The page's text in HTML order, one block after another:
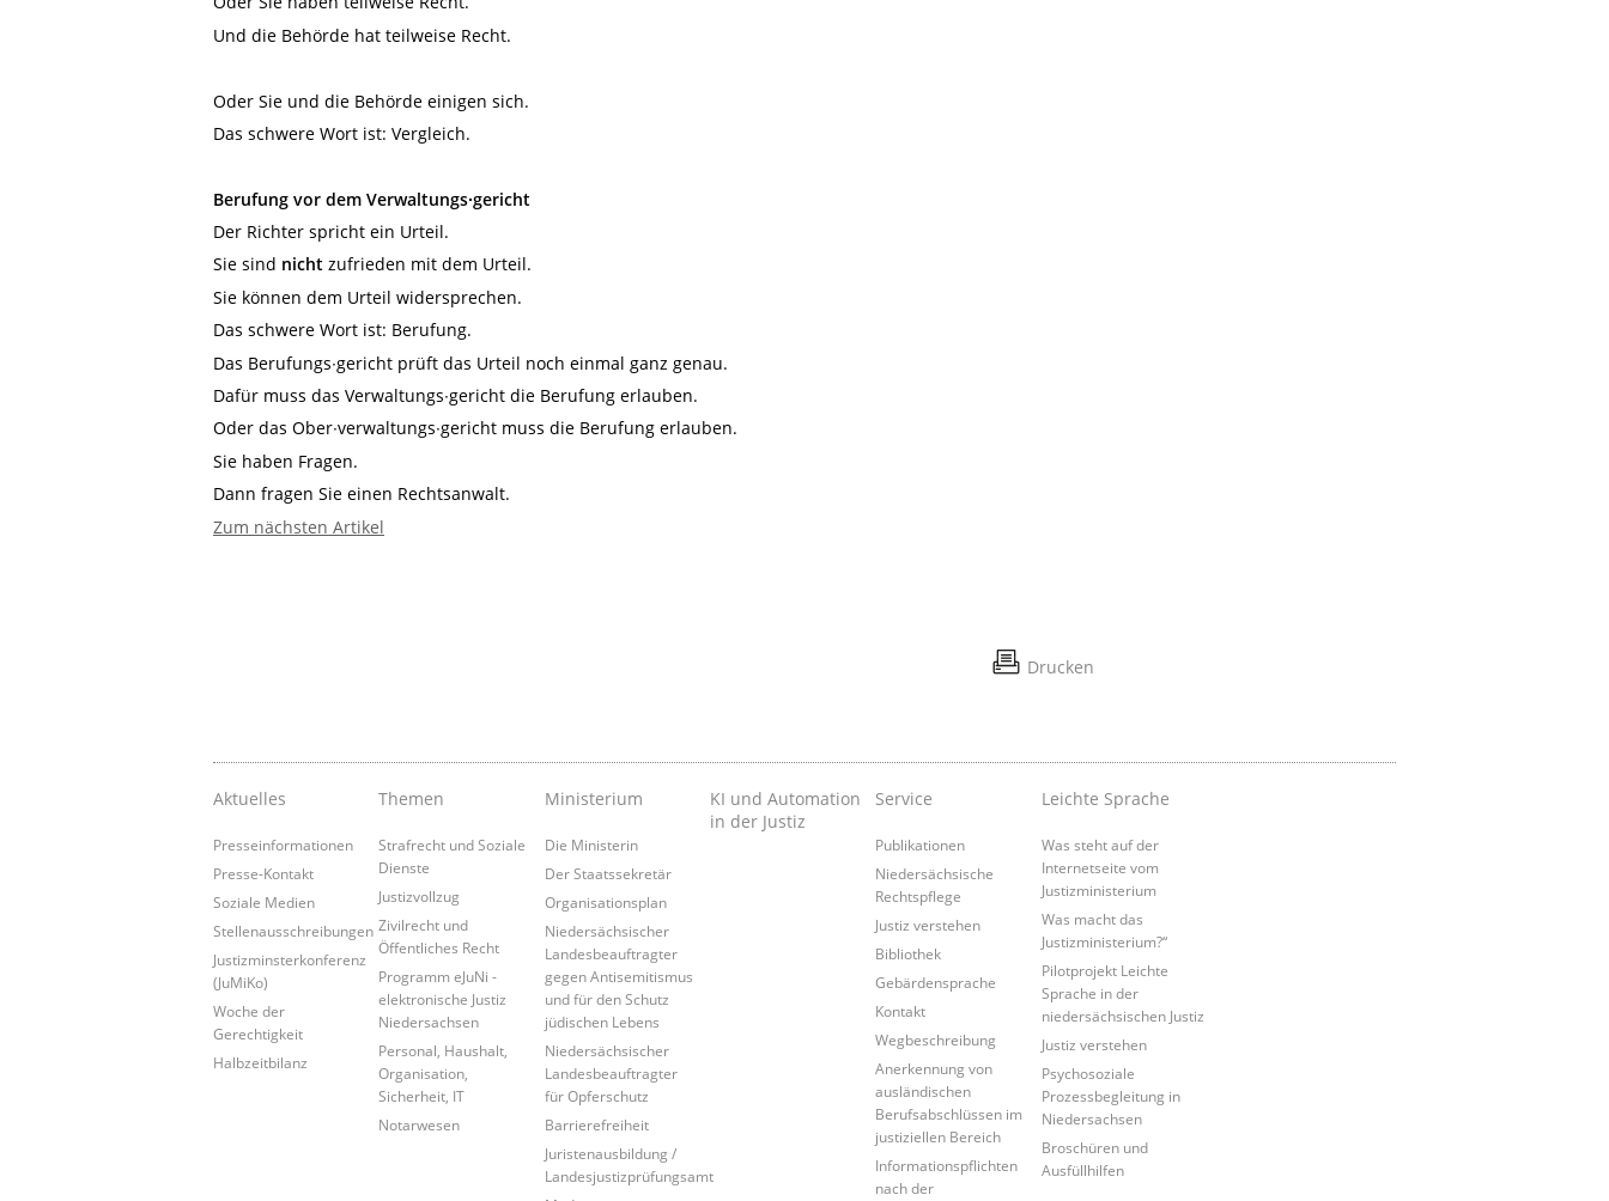
Und die Behörde hat teilweise Recht.
Oder Sie und die Behörde einigen sich.
Das schwere Wort ist: Vergleich.
Berufung vor dem Verwaltungs∙gericht
Der Richter spricht ein Urteil.
Sie sind nicht zufrieden mit dem Urteil.
Sie können dem Urteil widersprechen.
Das schwere Wort ist: Berufung.
Das Berufungs∙gericht prüft das Urteil noch einmal ganz genau.
Dafür muss das Verwaltungs∙gericht die Berufung erlauben.
Oder das Ober∙verwaltungs∙gericht muss die Berufung erlauben.
Sie haben Fragen.
Dann fragen Sie einen Rechtsanwalt.
Zum nächsten Artikel
Drucken
Aktuelles
Presseinformationen
Presse-Kontakt
Soziale Medien
Stellenausschreibungen
Justizminsterkonferenz
(JuMiKo)
Woche der
Gerechtigkeit
Halbzeitbilanz
Themen
Strafrecht und Soziale
Dienste
Justizvollzug
Zivilrecht und
Öffentliches Recht
Programm eJuNi -
elektronische Justiz
Niedersachsen
Personal, Haushalt,
Organisation,
Sicherheit, IT
Notarwesen
Ministerium
Die Ministerin
Der Staatssekretär
Organisationsplan
Niedersächsischer
Landesbeauftragter
gegen Antisemitismus
und für den Schutz
jüdischen Lebens
Niedersächsischer
Landesbeauftragter
für Opferschutz
Barrierefreiheit
Juristenausbildung /
Landesjustizprüfungsamt
KI und Automation
in der Justiz
Service
Publikationen
Niedersächsische
Rechtspflege
Justiz verstehen
Bibliothek
Gebärdensprache
Kontakt
Wegbeschreibung
Anerkennung von
ausländischen
Berufsabschlüssen im
justiziellen Bereich
Informationspflichten
nach der
Leichte Sprache
Was steht auf der
Internetseite vom
Justizministerium
Was macht das
Justizministerium?“
Pilotprojekt Leichte
Sprache in der
niedersächsischen Justiz
Justiz verstehen
Psychosoziale
Prozessbegleitung in
Niedersachsen
Broschüren und
Ausfüllhilfen